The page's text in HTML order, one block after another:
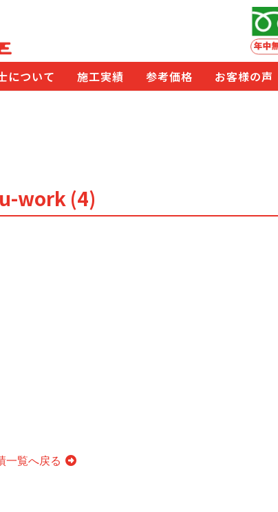
について 施工実績 参考価格 お客様の声
work (4)
一覧へ戻る